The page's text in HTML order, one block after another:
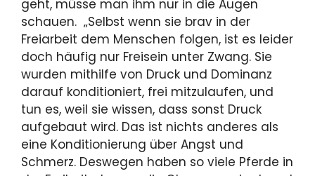
geht, müsse man ihm nur in die Augen
schauen. „Selbst wenn sie brav in der
Freiarbeit dem Menschen folgen, ist es leider
doch häufig nur Freisein unter Zwang. Sie
wurden mithilfe von Druck und Dominanz
darauf konditioniert, frei mitzulaufen, und
tun es, weil sie wissen, dass sonst Druck
aufgebaut wird. Das ist nichts anderes als
eine Konditionierung über Angst und
Schmerz. Deswegen haben so viele Pferde in